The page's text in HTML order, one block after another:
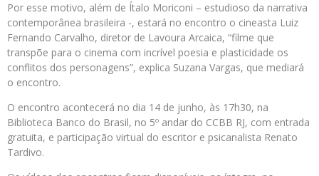
Por esse motivo, além de Ítalo Moriconi – estudioso da narrativa
contemporânea brasileira -, estará no encontro o cineasta Luiz
Fernando Carvalho, diretor de Lavoura Arcaica, “filme que
transpõe para o cinema com incrível poesia e plasticidade os
conflitos dos personagens”, explica Suzana Vargas, que mediará
o encontro.
O encontro acontecerá no dia 14 de junho, às 17h30, na
Biblioteca Banco do Brasil, no 5º andar do CCBB RJ, com entrada
gratuita, e participação virtual do escritor e psicanalista Renato
Tardivo.